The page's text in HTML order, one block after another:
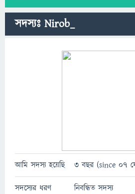
সদস্যঃ Nirob_
আমি সদস্য হয়েছি 3 বছর (since 07
সদস্যের ধরণ নিবন্ধিত সদস্য